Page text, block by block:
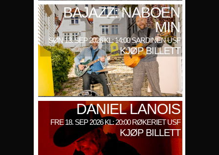
BAJAZZ: NABOEN
MIN
SØN 13. SEP 2026 KL: 14:00 SARDINEN USF
KJØP BILLETT
DANIEL LANOIS
FRE 18. SEP 2026 KL: 20:00 RØKERIET USF
KJØP BILLETT